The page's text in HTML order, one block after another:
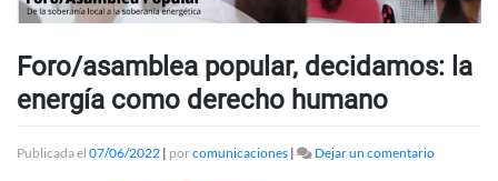
Foro/asamblea popular, decidamos: la
energía como derecho humano
Publicada el 07/06/2022 | porcomunicaciones | Dejar un comentarioen